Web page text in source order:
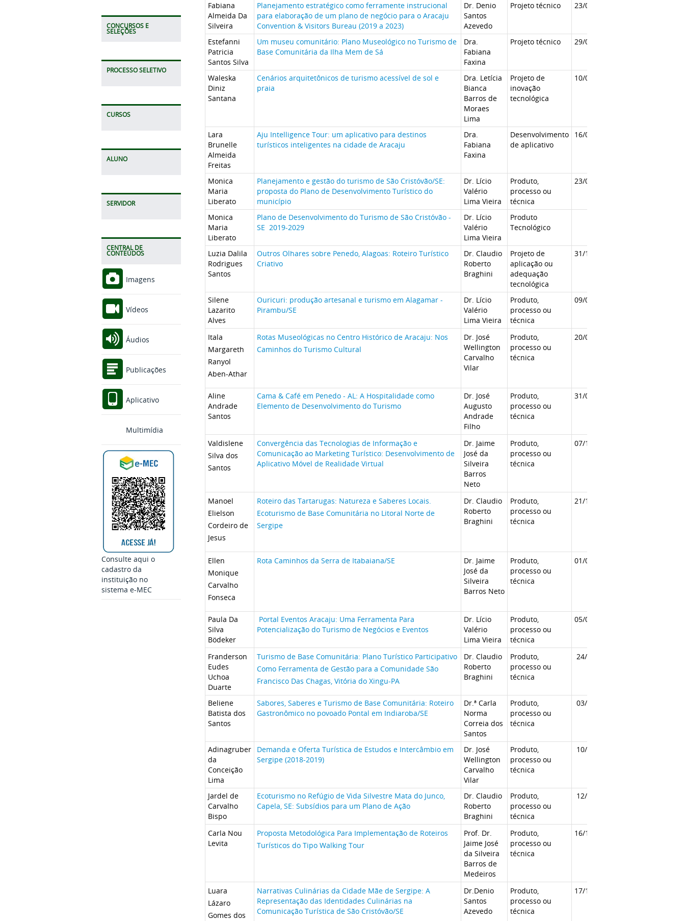
CONCURSOS E
SELEÇÕES
PROCESSO SELETIVO
CURSOS
ALUNO
SERVIDOR
CENTRAL DE
CONTEÚDOS
Imagens
Vídeos
Áudios
Publicações
Aplicativo
Multimídia
Consulte aqui o
cadastro da
instituição no
sistema e-MEC
Fabiana
Almeida Da
Silveira
Planejamento estratégico como ferramente instrucional
para elaboração de um plano de negócio para o Aracaju
Convention & Visitors Bureau (2019 a 2023)
Dr. Denio
Santos
Azevedo
Projeto técnico 23/04/2019
Estefanni
Patricia
Santos Silva
Um museu comunitário: Plano Museológico no Turismo de
Base Comunitária da Ilha Mem de Sá
Dra.
Fabiana
Faxina
Projeto técnico 29/04/2019
Waleska
Diniz
Santana
Cenários arquitetônicos de turismo acessível de sol e
praia
Dra. Letícia
Bianca
Barros de
Moraes
Lima
Projeto de
inovação
tecnológica
10/05/2019
Lara
Brunelle
Almeida
Freitas
Aju Intelligence Tour: um aplicativo para destinos
turísticos inteligentes na cidade de Aracaju
Dra.
Fabiana
Faxina
Desenvolvimento
de aplicativo
16/05/2019
Monica
Maria
Liberato
Planejamento e gestão do turismo de São Cristóvão/SE:
proposta do Plano de Desenvolvimento Turístico do
município
Dr. Lício
Valério
Lima Vieira
Produto,
processo ou
técnica
23/05/2019
Monica
Maria
Liberato
Plano de Desenvolvimento do Turismo de São Cristóvão -
SE 2019-2029
Dr. Lício
Valério
Lima Vieira
Produto
Tecnológico
Luzia Dalila
Rodrigues
Santos
Outros Olhares sobre Penedo, Alagoas: Roteiro Turístico
Criativo
Dr. Claudio
Roberto
Braghini
Projeto de
aplicação ou
adequação
tecnológica
31/10/2019
Silene
Lazarito
Alves
Ouricuri: produção artesanal e turismo em Alagamar -
Pirambu/SE
Dr. Lício
Valério
Lima Vieira
Produto,
processo ou
técnica
09/03/2020
Itala
Margareth
Ranyol
Aben-Athar
Rotas Museológicas no Centro Histórico de Aracaju: Nos
Caminhos do Turismo Cultural
Dr. José
Wellington
Carvalho
Vilar
Produto,
processo ou
técnica
20/07/2020
Aline
Andrade
Santos
Cama & Café em Penedo - AL: A Hospitalidade como
Elemento de Desenvolvimento do Turismo
Dr. José
Augusto
Andrade
Filho
Produto,
processo ou
técnica
31/08/2020
Valdislene
Silva dos
Santos
Convergência das Tecnologias de Informação e
Comunicação ao Marketing Turístico: Desenvolvimento de
Aplicativo Móvel de Realidade Virtual
Dr. Jaime
José da
Silveira
Barros
Neto
Produto,
processo ou
técnica
07/12/2020
Manoel
Elielson
Cordeiro de
Jesus
Roteiro das Tartarugas: Natureza e Saberes Locais.
Ecoturismo de Base Comunitária no Litoral Norte de
Sergipe
Dr. Claudio
Roberto
Braghini
Produto,
processo ou
técnica
21/12/2020
Ellen
Monique
Carvalho
Fonseca
Rota Caminhos da Serra de Itabaiana/SE
Dr. Jaime
José da
Silveira
Barros Neto
Produto,
processo ou
técnica
01/08/2020
Paula Da
Silva
Bödeker
Portal Eventos Aracaju: Uma Ferramenta Para
Potencialização do Turismo de Negócios e Eventos
Dr. Lício
Valério
Lima Vieira
Produto,
processo ou
técnica
05/02/2021
Franderson
Eudes
Uchoa
Duarte
Turismo de Base Comunitária: Plano Turístico Participativo
Como Ferramenta de Gestão para a Comunidade São
Francisco Das Chagas, Vitória do Xingu-PA
Dr. Claudio
Roberto
Braghini
Produto,
processo ou
técnica
24/02/2021
Beliene
Batista dos
Santos
Sabores, Saberes e Turismo de Base Comunitária: Roteiro
Gastronômico no povoado Pontal em Indiaroba/SE
Dr.ª Carla
Norma
Correia dos
Santos
Produto,
processo ou
técnica
03/12/2021
Adinagruber
da
Conceição
Lima
Demanda e Oferta Turística de Estudos e Intercâmbio em
Sergipe (2018-2019)
Dr. José
Wellington
Carvalho
Vilar
Produto,
processo ou
técnica
10/12/2021
Jardel de
Carvalho
Bispo
Ecoturismo no Refúgio de Vida Silvestre Mata do Junco,
Capela, SE: Subsídios para um Plano de Ação
Dr. Claudio
Roberto
Braghini
Produto,
processo ou
técnica
12/12/2021
Carla Nou
Levita
Proposta Metodológica Para Implementação de Roteiros
Turísticos do Tipo Walking Tour
Prof. Dr.
Jaime José
da Silveira
Barros de
Medeiros
Produto,
processo ou
técnica
16/12/2021
Luara
Lázaro
Gomes dos
Narrativas Culinárias da Cidade Mãe de Sergipe: A
Representação das Identidades Culinárias na
Comunicação Turística de São Cristóvão/SE
Dr.Denio
Santos
Azevedo
Produto,
processo ou
técnica
17/12/2021